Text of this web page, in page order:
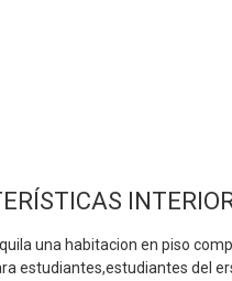
una habitacion en piso
estudiantes,estudiantes del